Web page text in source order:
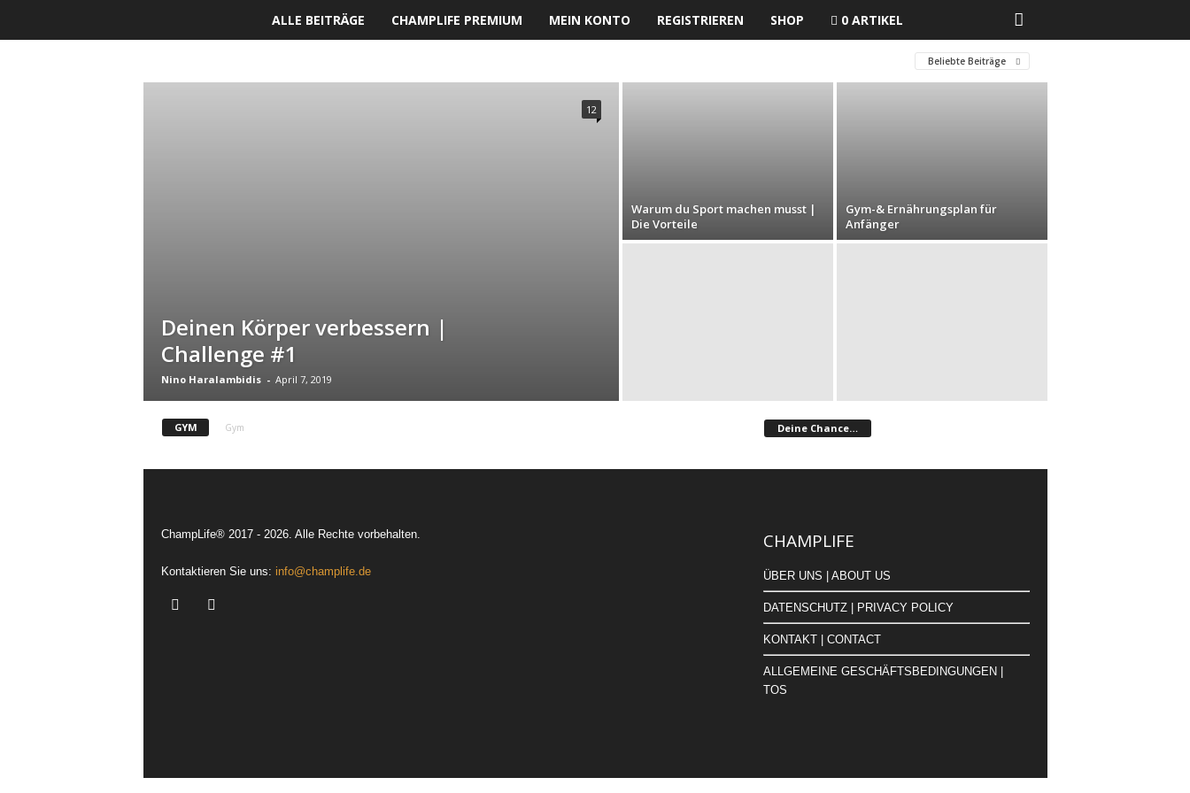
ALLE BEITRÄGE CHAMPLIFE PREMIUM MEIN KONTO REGISTRIEREN SHOP 0 ARTIKEL
Beliebte Beiträge
Deinen Körper verbessern |
Challenge #1
Nino Haralambidis - April 7, 2019
12
Warum du Sport machen musst |
Die Vorteile
Gym-& Ernährungsplan für
Anfänger
GYM Gym Deine Chance…
ChampLife® 2017 - 2026. Alle Rechte vorbehalten.
Kontaktieren Sie uns: info@champlife.de
CHAMPLIFE
ÜBER UNS | ABOUT US
DATENSCHUTZ | PRIVACY POLICY
KONTAKT | CONTACT
ALLGEMEINE GESCHÄFTSBEDINGUNGEN |
TOS